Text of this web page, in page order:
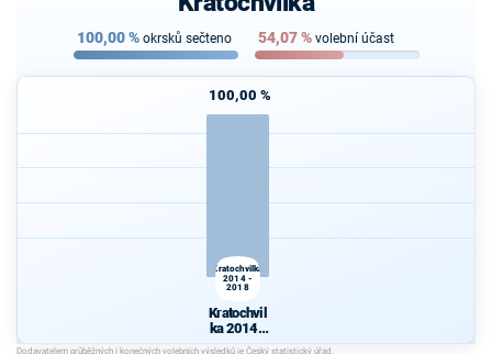
100,00% okrsků sečteno 54,07% volební účast
100,00 %
Kratochvilka
2014 -
2018
Kratochvil
ka 2014 -
2018